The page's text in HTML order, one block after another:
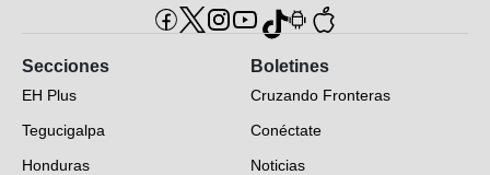
Secciones
EH Plus
Tegucigalpa
Honduras
Boletines
Cruzando Fronteras
Conéctate
Noticias